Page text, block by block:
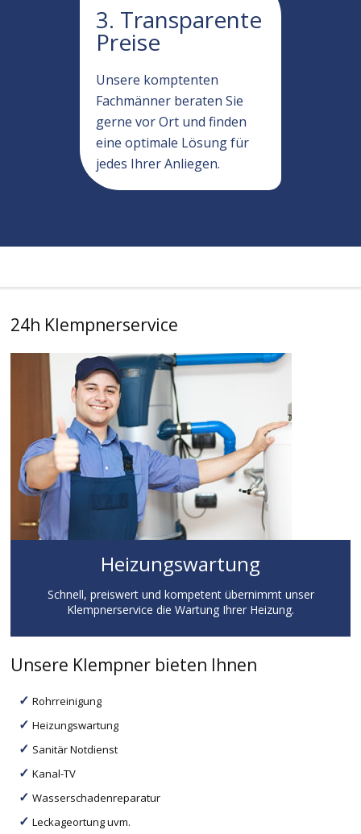
3. Transparente
Preise
Unsere komptenten
Fachmänner beraten Sie
gerne vor Ort und finden
eine optimale Lösung für
jedes Ihrer Anliegen.
24h Klempnerservice
Heizungswartung
Schnell, preiswert und kompetent übernimmt unser
Klempnerservice die Wartung Ihrer Heizung.
Unsere Klempner bieten Ihnen
Rohrreinigung
Heizungswartung
Sanitär Notdienst
Kanal-TV
Wasserschadenreparatur
Leckageortung uvm.